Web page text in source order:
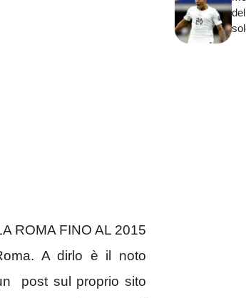
ROMA FINO AL 2015
A dirlo è il noto
post sul proprio sito